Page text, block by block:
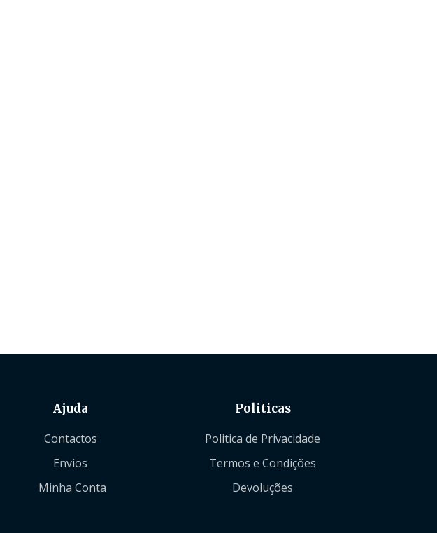
Ajuda
Contactos
Envios
Minha Conta
Politicas
Politica de Privacidade
Termos e Condições
Devoluções